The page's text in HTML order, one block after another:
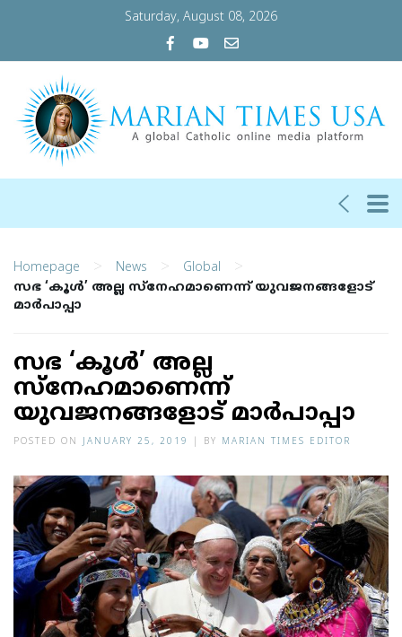
Saturday, August 08, 2026
Homepage > News > Global >
സഭ ‘കൂള്‍’ അല്ല സ്‌നേഹമാണെന്ന് യുവജനങ്ങളോട്
മാര്‍പാപ്പാ
സഭ ‘കൂള്‍’ അല്ല
സ്‌നേഹമാണെന്ന്
യുവജനങ്ങളോട് മാര്‍പാപ്പാ
POSTED ON JANUARY 25, 2019 BY MARIAN TIMES EDITOR